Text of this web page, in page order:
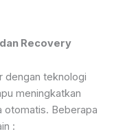
Recovery
dengan teknologi
meningkatkan
otomatis. Beberapa
: